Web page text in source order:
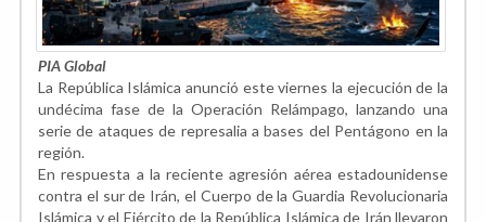
PIA Global
La República Islámica anunció este viernes la ejecución de la
undécima fase de la Operación Relámpago, lanzando una
serie de ataques de represalia a bases del Pentágono en la
región.
En respuesta a la reciente agresión aérea estadounidense
contra el sur de Irán, el Cuerpo de la Guardia Revolucionaria
Islámica y el Ejército de la República Islámica de Irán llevaron